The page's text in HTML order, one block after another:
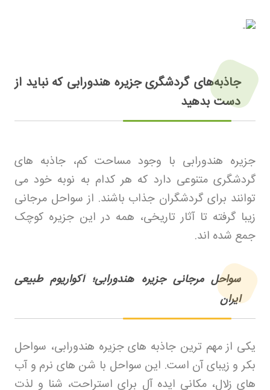
جاذبه‌های گردشگری جزیره هندورابی که نباید از
دست بدهید
جزیره هندورابی با وجود مساحت کم، جاذبه های
گردشگری متنوعی دارد که هر کدام به نوبه خود می
توانند برای گردشگران جذاب باشند. از سواحل مرجانی
زیبا گرفته تا آثار تاریخی، همه در این جزیره کوچک
جمع شده اند.
سواحل مرجانی جزیره هندورابی؛ آکواریوم طبیعی
ایران
یکی از مهم ترین جاذبه های جزیره هندورابی، سواحل
بکر و زیبای آن است. این سواحل با شن های نرم و آب
های زلال، مکانی ایده آل برای استراحت، شنا و لذت